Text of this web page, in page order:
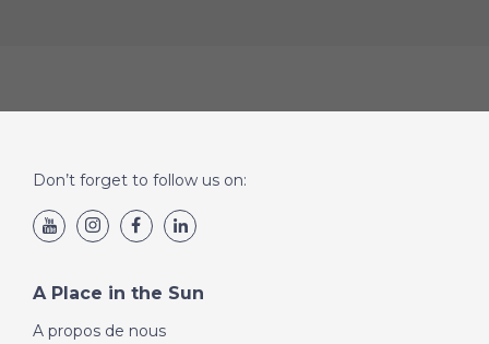
Don’t forget to follow us on:
A Place in the Sun
A propos de nous